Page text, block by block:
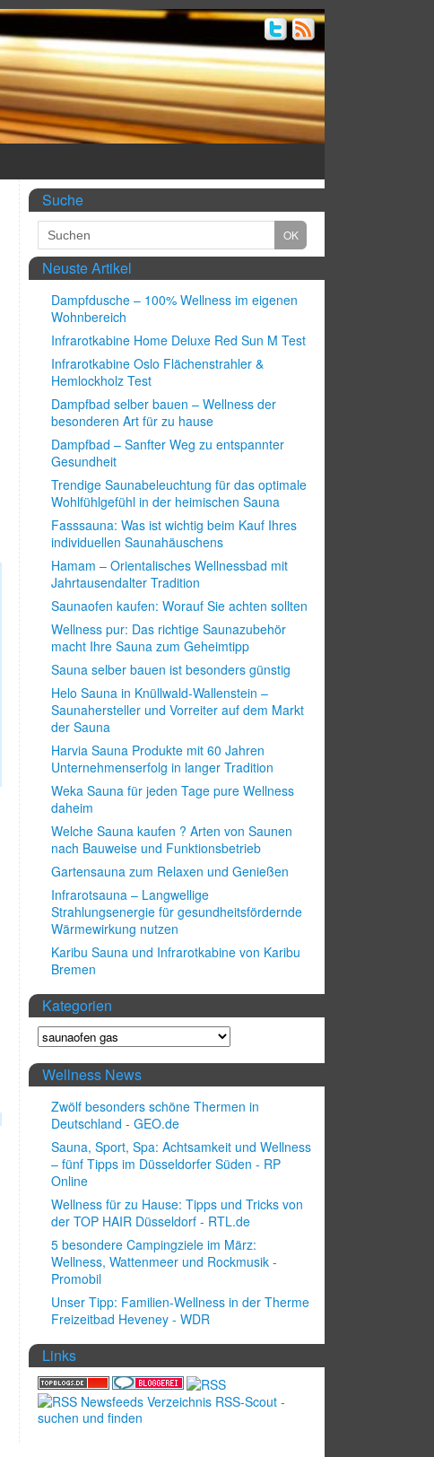
Suche
Neuste Artikel
Dampfdusche – 100% Wellness im eigenen
Wohnbereich
Infrarotkabine Home Deluxe Red Sun M Test
Infrarotkabine Oslo Flächenstrahler &
Hemlockholz Test
Dampfbad selber bauen – Wellness der
besonderen Art für zu hause
Dampfbad – Sanfter Weg zu entspannter
Gesundheit
Trendige Saunabeleuchtung für das optimale
Wohlfühlgefühl in der heimischen Sauna
Fasssauna: Was ist wichtig beim Kauf Ihres
individuellen Saunahäuschens
Hamam – Orientalisches Wellnessbad mit
Jahrtausendalter Tradition
Saunaofen kaufen: Worauf Sie achten sollten
Wellness pur: Das richtige Saunazubehör
macht Ihre Sauna zum Geheimtipp
Sauna selber bauen ist besonders günstig
Helo Sauna in Knüllwald-Wallenstein –
Saunahersteller und Vorreiter auf dem Markt
der Sauna
Harvia Sauna Produkte mit 60 Jahren
Unternehmenserfolg in langer Tradition
Weka Sauna für jeden Tage pure Wellness
daheim
Welche Sauna kaufen ? Arten von Saunen
nach Bauweise und Funktionsbetrieb
Gartensauna zum Relaxen und Genießen
Infrarotsauna – Langwellige
Strahlungsenergie für gesundheitsfördernde
Wärmewirkung nutzen
Karibu Sauna und Infrarotkabine von Karibu
Bremen
Kategorien
Wellness News
Zwölf besonders schöne Thermen in
Deutschland - GEO.de
Sauna, Sport, Spa: Achtsamkeit und Wellness
– fünf Tipps im Düsseldorfer Süden - RP
Online
Wellness für zu Hause: Tipps und Tricks von
der TOP HAIR Düsseldorf - RTL.de
5 besondere Campingziele im März:
Wellness, Wattenmeer und Rockmusik -
Promobil
Unser Tipp: Familien-Wellness in der Therme
Freizeitbad Heveney - WDR
Links